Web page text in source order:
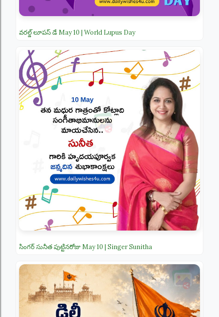
వరల్డ్ లూపస్ డే May 10 | World Lupus Day
సింగర్ సునీత పుట్టినరోజు May 10 | Singer Sunitha